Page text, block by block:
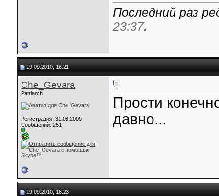
Последний раз
23:37.
19.09.2010, 16:21
Che_Gevara
Patriarch
Регистрация: 31.03.2009
Сообщений: 251
Прости
давно...
19.09.2010, 16:23